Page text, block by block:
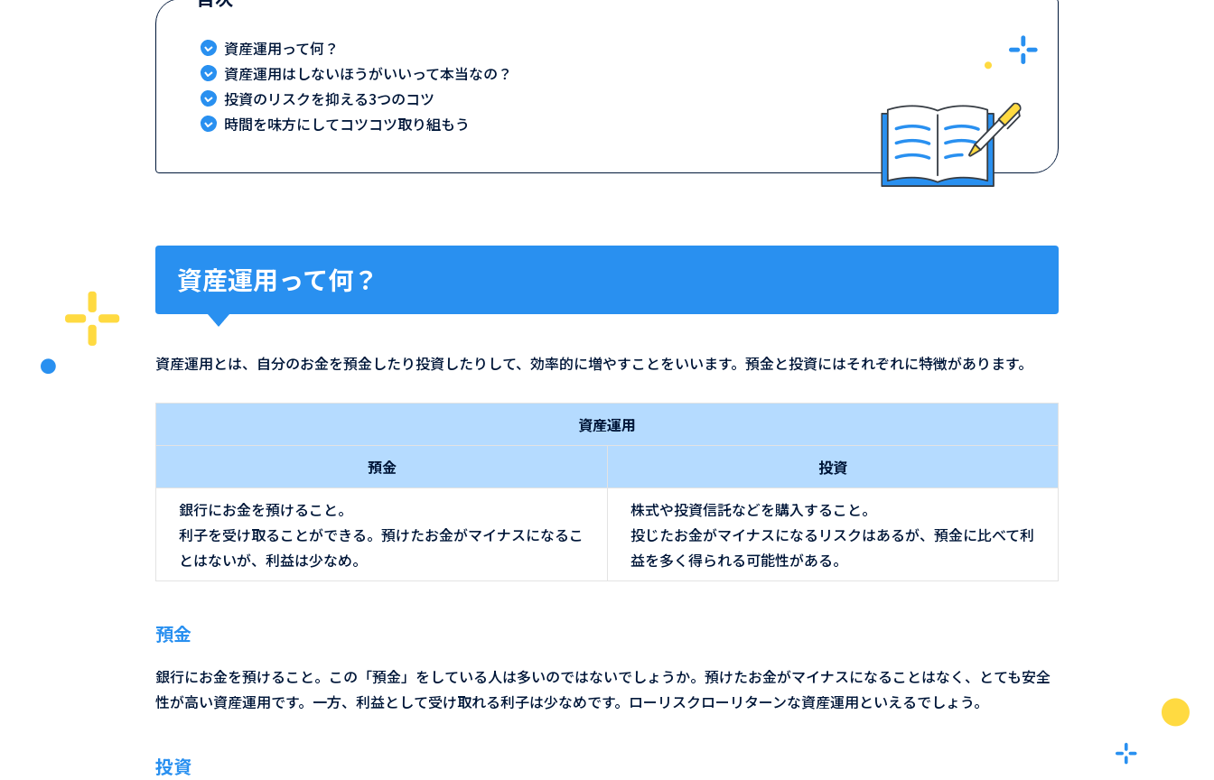
資産運用って何？
資産運用はしないほうがいいって本当なの？
投資のリスクを抑える3つのコツ
時間を味方にしてコツコツ取り組もう
資産運用って何？
資産運用とは、自分のお金を預金したり投資したりして、効率的に増やすことをいいます。預金と投資にはそれぞれに特徴があります。
資産運用
預金
投資
銀行にお金を預けること。
利子を受け取ることができる。預けたお金がマイナスになるこ
とはないが、利益は少なめ。
株式や投資信託などを購入すること。
投じたお金がマイナスになるリスクはあるが、預金に比べて利
益を多く得られる可能性がある。
預金
銀行にお金を預けること。この「預金」をしている人は多いのではないでしょうか。預けたお金がマイナスになることはなく、とても安全
性が高い資産運用です。一方、利益として受け取れる利子は少なめです。ローリスクローリターンな資産運用といえるでしょう。
投資